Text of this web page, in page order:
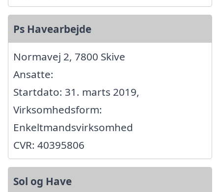
Ps Havearbejde
Normavej 2, 7800 Skive
Ansatte:
Startdato: 31. marts 2019,
Virksomhedsform:
Enkeltmandsvirksomhed
CVR: 40395806
Sol og Have